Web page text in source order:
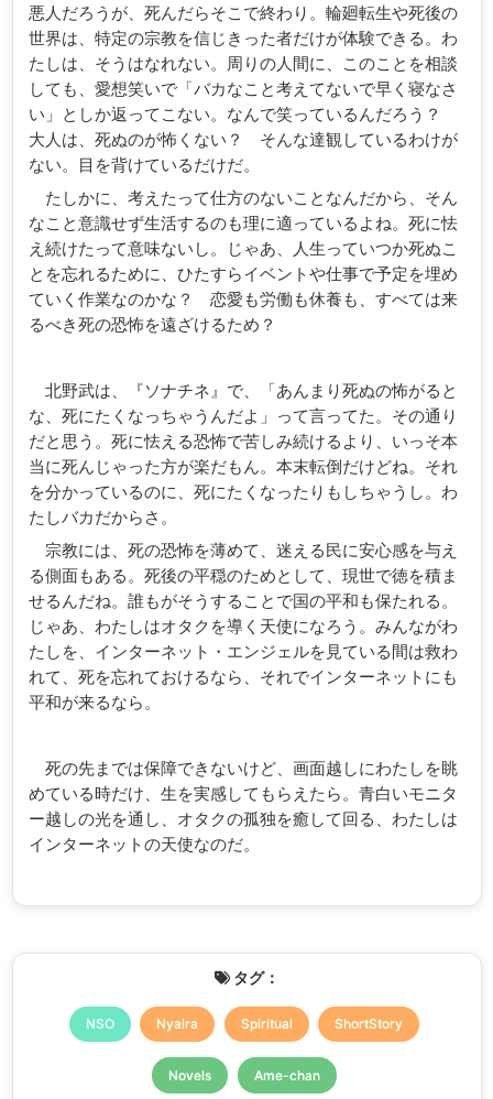
悪人だろうが、死んだらそこで終わり。輪廻転生や死後の
世界は、特定の宗教を信じきった者だけが体験できる。わ
たしは、そうはなれない。周りの人間に、このことを相談
しても、愛想笑いで「バカなこと考えてないで早く寝なさ
い」としか返ってこない。なんで笑っているんだろう？
大人は、死ぬのが怖くない？ そんな達観しているわけが
ない。目を背けているだけだ。
たしかに、考えたって仕方のないことなんだから、そん
なこと意識せず生活するのも理に適っているよね。死に怯
え続けたって意味ないし。じゃあ、人生っていつか死ぬこ
とを忘れるために、ひたすらイベントや仕事で予定を埋め
ていく作業なのかな？ 恋愛も労働も休養も、すべては来
るべき死の恐怖を遠ざけるため？
北野武は、『ソナチネ』で、「あんまり死ぬの怖がると
な、死にたくなっちゃうんだよ」って言ってた。その通り
だと思う。死に怯える恐怖で苦しみ続けるより、いっそ本
当に死んじゃった方が楽だもん。本末転倒だけどね。それ
を分かっているのに、死にたくなったりもしちゃうし。わ
たしバカだからさ。
宗教には、死の恐怖を薄めて、迷える民に安心感を与え
る側面もある。死後の平穏のためとして、現世で徳を積ま
せるんだね。誰もがそうすることで国の平和も保たれる。
じゃあ、わたしはオタクを導く天使になろう。みんながわ
たしを、インターネット・エンジェルを見ている間は救わ
れて、死を忘れておけるなら、それでインターネットにも
平和が来るなら。
死の先までは保障できないけど、画面越しにわたしを眺
めている時だけ、生を実感してもらえたら。青白いモニタ
ー越しの光を通し、オタクの孤独を癒して回る、わたしは
インターネットの天使なのだ。
タグ：
NSO Nyalra Spiritual ShortStory
Novels Ame-chan